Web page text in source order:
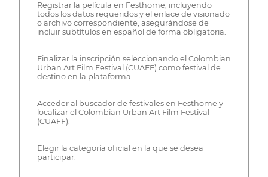
Registrar la película en Festhome, incluyendo
todos los datos requeridos y el enlace de visionado
o archivo correspondiente, asegurándose de
incluir subtítulos en español de forma obligatoria.
Finalizar la inscripción seleccionando el Colombian
Urban Art Film Festival (CUAFF) como festival de
destino en la plataforma.
Acceder al buscador de festivales en Festhome y
localizar el Colombian Urban Art Film Festival
(CUAFF).
Elegir la categoría oficial en la que se desea
participar.